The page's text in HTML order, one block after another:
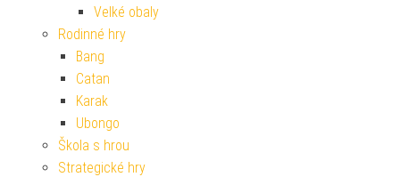
Velké obaly
Rodinné hry
Bang
Catan
Karak
Ubongo
Škola s hrou
Strategické hry